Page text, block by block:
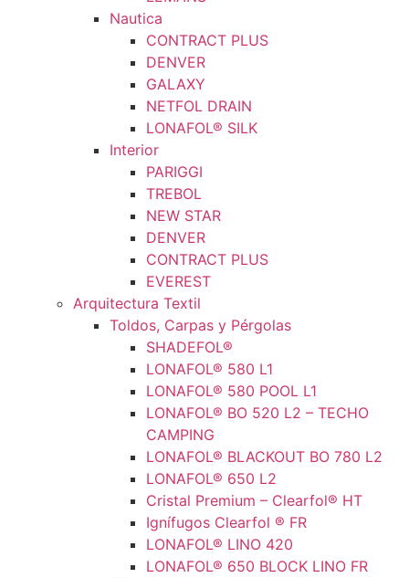
Nautica
CONTRACT PLUS
DENVER
GALAXY
NETFOL DRAIN
LONAFOL® SILK
Interior
PARIGGI
TREBOL
NEW STAR
DENVER
CONTRACT PLUS
EVEREST
Arquitectura Textil
Toldos, Carpas y Pérgolas
SHADEFOL®
LONAFOL® 580 L1
LONAFOL® 580 POOL L1
LONAFOL® BO 520 L2 – TECHO
CAMPING
LONAFOL® BLACKOUT BO 780 L2
LONAFOL® 650 L2
Cristal Premium – Clearfol® HT
Ignífugos Clearfol ® FR
LONAFOL® LINO 420
LONAFOL® 650 BLOCK LINO FR